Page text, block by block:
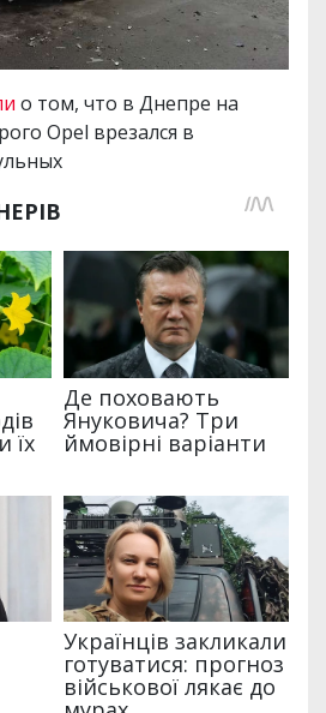
о том, что в Днепре на
Opel врезался в